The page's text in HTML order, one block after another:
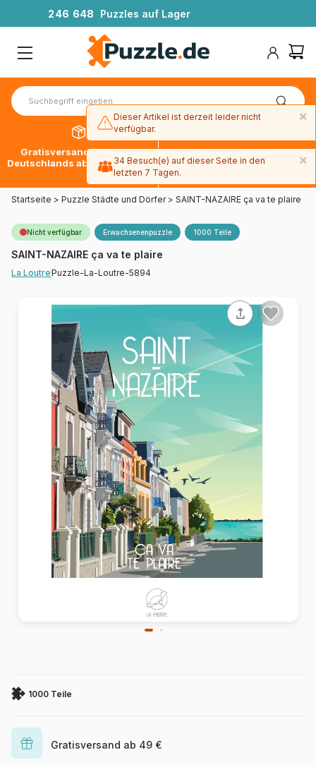
246 648 Puzzles auf Lager
Gratisversand innerhalb
Deutschlands ab 49 € mit DPD
30 Tage später bezahlen
mit Paypal
Startseite > Puzzle Städte und Dörfer > SAINT-NAZAIRE ça va te plaire
Nicht verfügbar Erwachsenenpuzzle 1000 Teile
SAINT-NAZAIRE ça va te plaire
La LoutrePuzzle-La-Loutre-5894
1000 Teile
Gratisversand ab 49 €
×
Dieser Artikel ist derzeit leider nicht
verfügbar.
×
34 Besuch(e) auf dieser Seite in den
letzten 7 Tagen.